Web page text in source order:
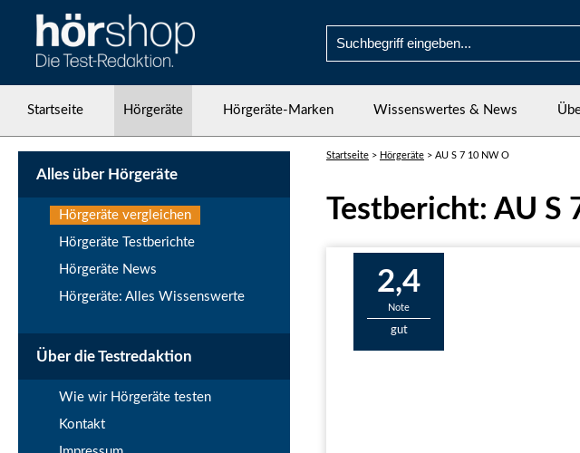
Startseite Hörgeräte Hörgeräte-Marken Wissenswertes & News
Startseite > Hörgeräte > AU S 7 10 NW O
Testbericht: AU S
2,4
Note
gut
Alles über Hörgeräte
Hörgeräte vergleichen
Hörgeräte Testberichte
Hörgeräte News
Hörgeräte: Alles Wissenswerte
Über die Testredaktion
Wie wir Hörgeräte testen
Kontakt